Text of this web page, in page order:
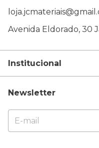
Avenida Eldorado, 30
Institucional
Newsletter